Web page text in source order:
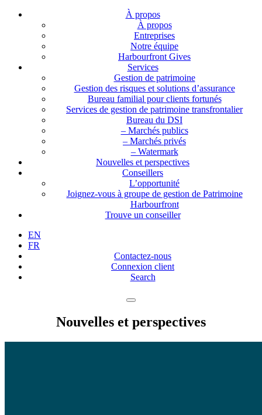
À propos
À propos
Entreprises
Notre équipe
Harbourfront Gives
Services
Gestion de patrimoine
Gestion des risques et solutions d’assurance
Bureau familial pour clients fortunés
Services de gestion de patrimoine transfrontalier
Bureau du DSI
– Marchés publics
– Marchés privés
– Watermark
Nouvelles et perspectives
Conseillers
L’opportunité
Joignez-vous à groupe de gestion de Patrimoine
Harbourfront
Trouve un conseiller
EN
FR
Contactez-nous
Connexion client
Search
Nouvelles et perspectives